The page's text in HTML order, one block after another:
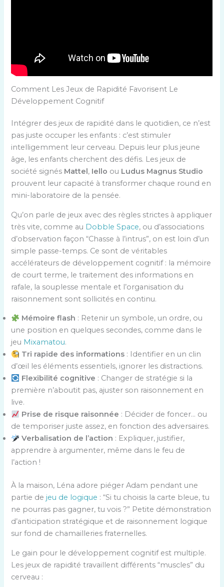
Comment Les Jeux de Rapidité Favorisent Le
Développement Cognitif
Intégrer des jeux de rapidité dans le quotidien, ce n’est
pas juste occuper les enfants : c’est stimuler
intelligemment leur cerveau. Depuis leur plus jeune
âge, les enfants cherchent des défis. Les jeux de
société signés Mattel, Iello ou Ludus Magnus Studio
prouvent leur capacité à transformer chaque round en
mini-laboratoire de la pensée.
Qu’on parle de jeux avec des règles strictes à appliquer
très vite, comme au Dobble Space, ou d’associations
d’observation façon “Chasse à l’intrus”, on est loin d’un
simple passe-temps. Ce sont de véritables
accélérateurs de développement cognitif : la mémoire
de court terme, le traitement des informations en
rafale, la souplesse mentale et l’organisation du
raisonnement sont sollicités en continu.
Mémoire flash : Retenir un symbole, un ordre, ou
une position en quelques secondes, comme dans le
jeu Mixamatou.
Tri rapide des informations : Identifier en un clin
d’œil les éléments essentiels, ignorer les distractions.
Flexibilité cognitive : Changer de stratégie si la
première n’aboutit pas, ajuster son raisonnement en
live.
Prise de risque raisonnée : Décider de foncer… ou
de temporiser juste assez, en fonction des adversaires.
Verbalisation de l’action : Expliquer, justifier,
apprendre à argumenter, même dans le feu de
l’action !
À la maison, Léna adore piéger Adam pendant une
partie de jeu de logique : “Si tu choisis la carte bleue, tu
ne pourras pas gagner, tu vois ?” Petite démonstration
d’anticipation stratégique et de raisonnement logique
sur fond de chamailleries fraternelles.
Le gain pour le développement cognitif est multiple.
Les jeux de rapidité travaillent différents “muscles” du
cerveau :